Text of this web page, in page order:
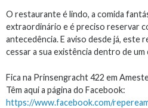
O restaurante é lindo, a comida
extraordinário e é preciso reservar
antecedência. E aviso desde já, este
cessar a sua existência dentro de um
Fica na Prinsengracht 422 em
Têm aqui a página do Facebook:
https://www.facebook.com/